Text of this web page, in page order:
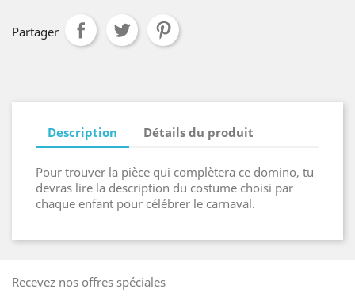
Partager
Description Détails du produit
Pour trouver la pièce qui complètera ce domino, tu
devras lire la description du costume choisi par
chaque enfant pour célébrer le carnaval.
Recevez nos offres spéciales